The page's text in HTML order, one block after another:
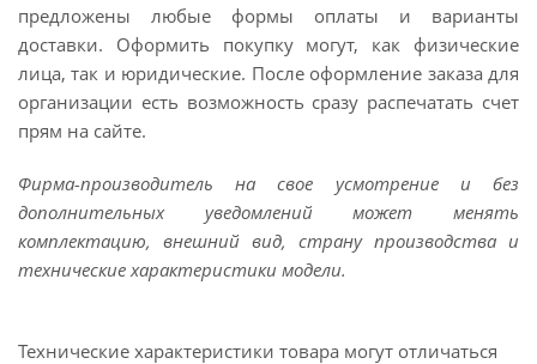
предложены любые формы оплаты и варианты
доставки. Оформить покупку могут, как физические
лица, так и юридические. После оформление заказа для
организации есть возможность сразу распечатать счет
прям на сайте.
Фирма-производитель на свое усмотрение и без
дополнительных уведомлений может менять
комплектацию, внешний вид, страну производства и
технические характеристики модели.
Технические характеристики товара могут отличаться